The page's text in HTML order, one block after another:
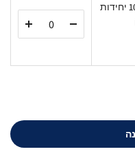
איזולירבנד מארז 10 יחידות